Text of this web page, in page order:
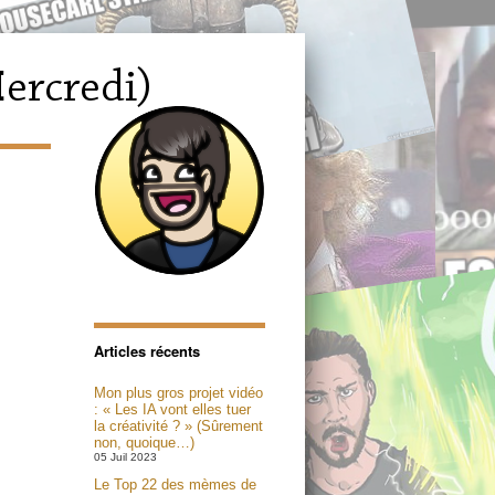
Articles récents
Mon plus gros projet vidéo
: « Les IA vont elles tuer
la créativité ? » (Sûrement
non, quoique…)
05 Juil 2023
Le Top 22 des mèmes de